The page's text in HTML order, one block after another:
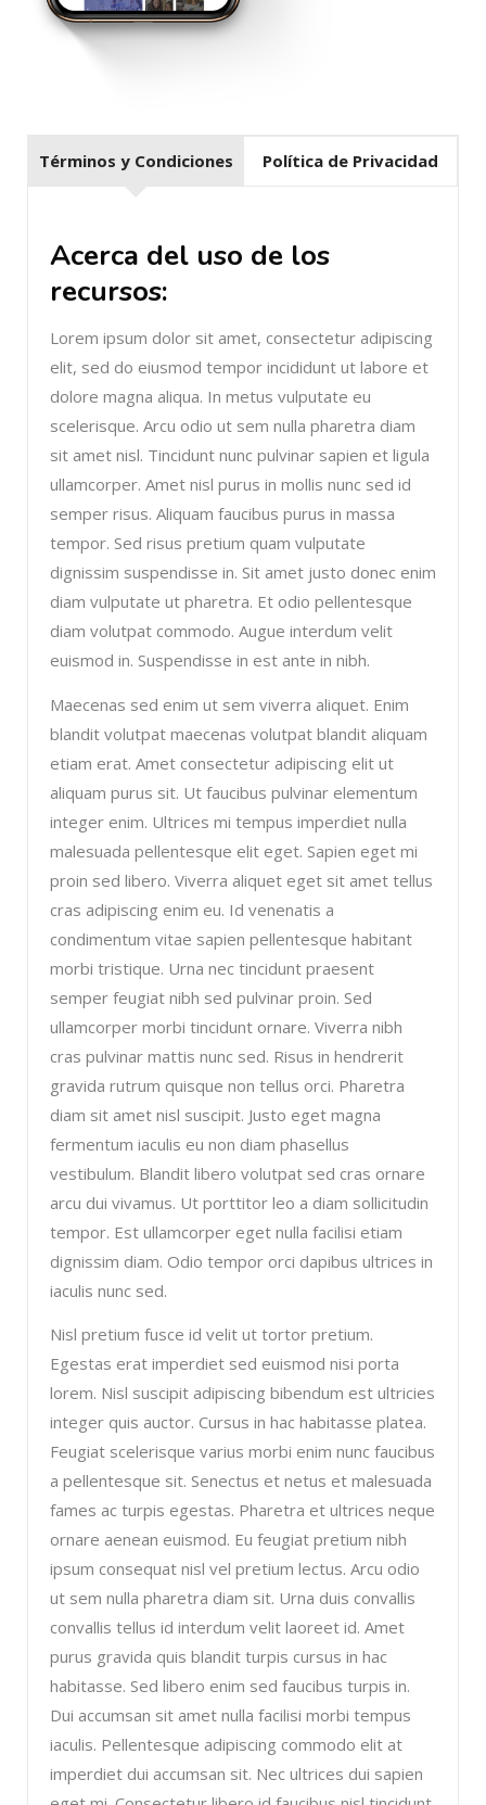
Términos y Condiciones Política de Privacidad
Acerca del uso de los
recursos:​
Lorem ipsum dolor sit amet, consectetur adipiscing
elit, sed do eiusmod tempor incididunt ut labore et
dolore magna aliqua. In metus vulputate eu
scelerisque. Arcu odio ut sem nulla pharetra diam
sit amet nisl. Tincidunt nunc pulvinar sapien et ligula
ullamcorper. Amet nisl purus in mollis nunc sed id
semper risus. Aliquam faucibus purus in massa
tempor. Sed risus pretium quam vulputate
dignissim suspendisse in. Sit amet justo donec enim
diam vulputate ut pharetra. Et odio pellentesque
diam volutpat commodo. Augue interdum velit
euismod in. Suspendisse in est ante in nibh.
Maecenas sed enim ut sem viverra aliquet. Enim
blandit volutpat maecenas volutpat blandit aliquam
etiam erat. Amet consectetur adipiscing elit ut
aliquam purus sit. Ut faucibus pulvinar elementum
integer enim. Ultrices mi tempus imperdiet nulla
malesuada pellentesque elit eget. Sapien eget mi
proin sed libero. Viverra aliquet eget sit amet tellus
cras adipiscing enim eu. Id venenatis a
condimentum vitae sapien pellentesque habitant
morbi tristique. Urna nec tincidunt praesent
semper feugiat nibh sed pulvinar proin. Sed
ullamcorper morbi tincidunt ornare. Viverra nibh
cras pulvinar mattis nunc sed. Risus in hendrerit
gravida rutrum quisque non tellus orci. Pharetra
diam sit amet nisl suscipit. Justo eget magna
fermentum iaculis eu non diam phasellus
vestibulum. Blandit libero volutpat sed cras ornare
arcu dui vivamus. Ut porttitor leo a diam sollicitudin
tempor. Est ullamcorper eget nulla facilisi etiam
dignissim diam. Odio tempor orci dapibus ultrices in
iaculis nunc sed.
Nisl pretium fusce id velit ut tortor pretium.
Egestas erat imperdiet sed euismod nisi porta
lorem. Nisl suscipit adipiscing bibendum est ultricies
integer quis auctor. Cursus in hac habitasse platea.
Feugiat scelerisque varius morbi enim nunc faucibus
a pellentesque sit. Senectus et netus et malesuada
fames ac turpis egestas. Pharetra et ultrices neque
ornare aenean euismod. Eu feugiat pretium nibh
ipsum consequat nisl vel pretium lectus. Arcu odio
ut sem nulla pharetra diam sit. Urna duis convallis
convallis tellus id interdum velit laoreet id. Amet
purus gravida quis blandit turpis cursus in hac
habitasse. Sed libero enim sed faucibus turpis in.
Dui accumsan sit amet nulla facilisi morbi tempus
iaculis. Pellentesque adipiscing commodo elit at
imperdiet dui accumsan sit. Nec ultrices dui sapien